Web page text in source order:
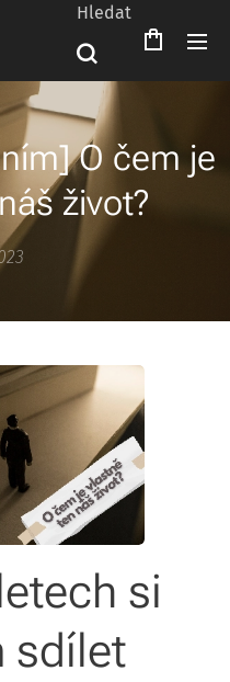
Hledat
O čem je
život?
si
sdílet